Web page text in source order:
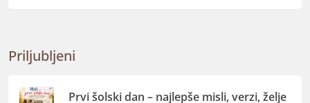
Priljubljeni
Prvi šolski dan – najlepše misli, verzi, želje